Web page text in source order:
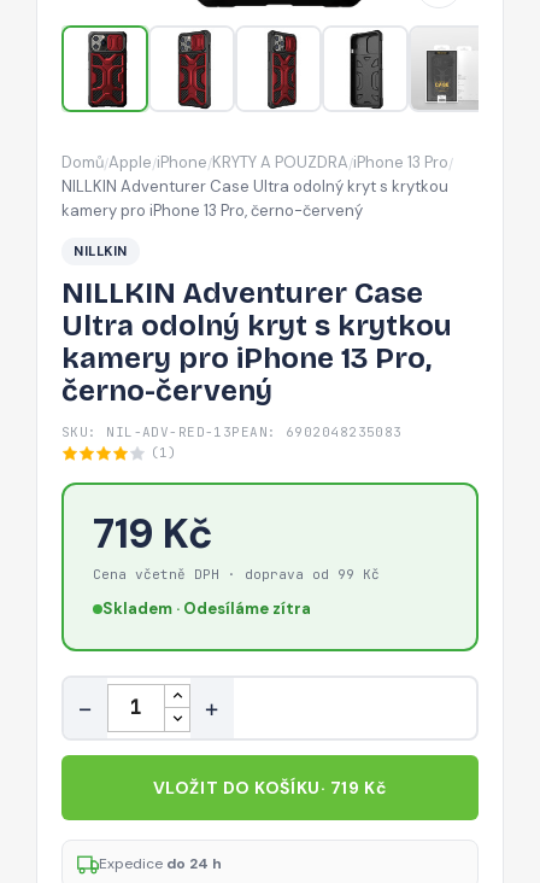
s
krytkou
kamery
pro
13
Pro,
Domů/Apple/iPhone/KRYTY A POUZDRA/iPhone 13 Pro/
NILLKIN Adventurer Case Ultra odolný kryt s krytkou
kamery pro iPhone 13 Pro, černo-červený
NILLKIN
NILLKIN Adventurer Case
Ultra odolný kryt s krytkou
kamery pro iPhone 13 Pro,
černo-červený
SKU: NIL-ADV-RED-13P EAN: 6902048235083
(1)
719 Kč
Cena včetně DPH · doprava od 99 Kč
Skladem · Odesíláme zítra
Množství
− +
VLOŽIT DO KOŠÍKU· 719 Kč
Expedice do 24 h